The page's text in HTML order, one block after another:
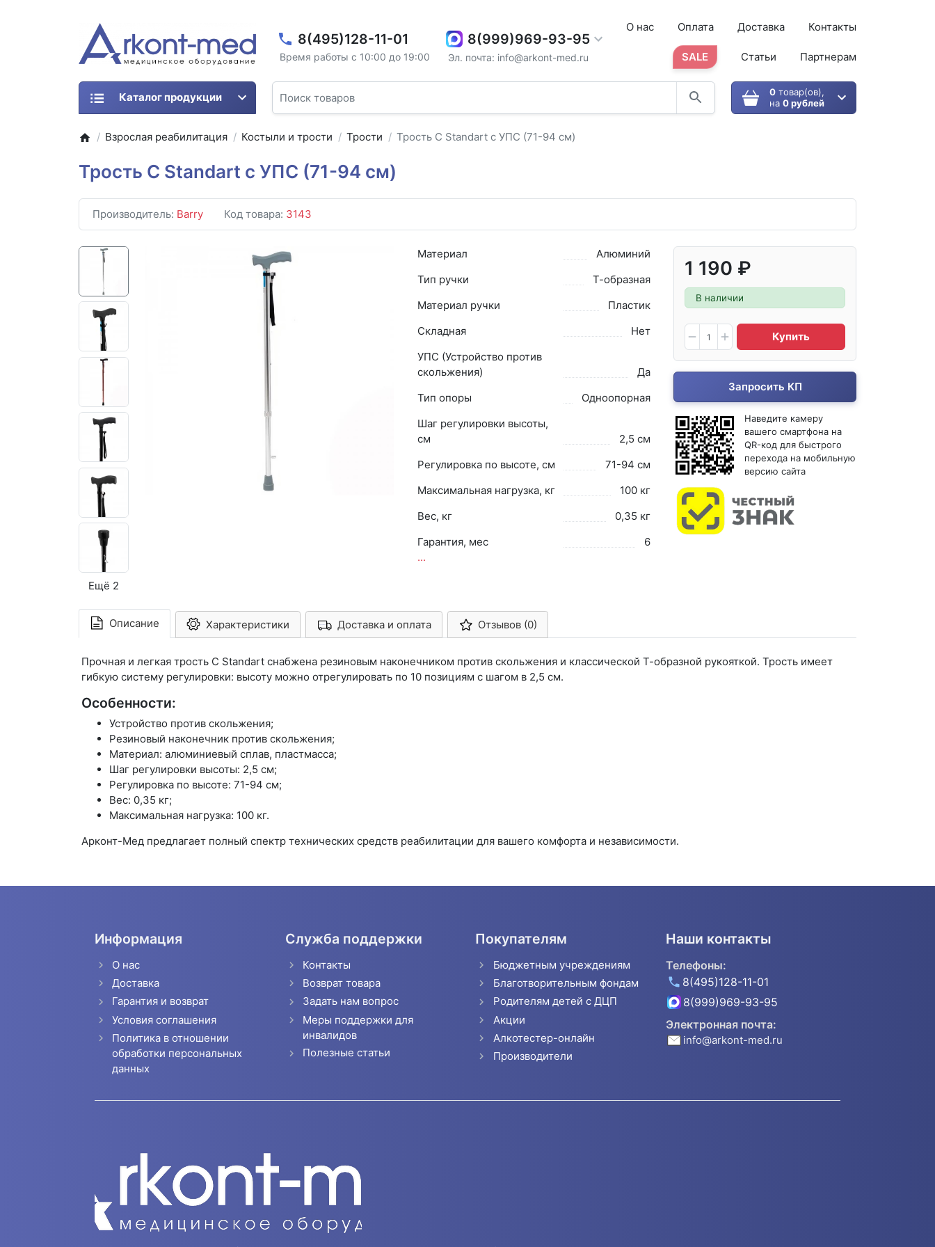
8(495)128-11-01
Время работы с 10:00 до 19:00
8(999)969-93-95
Эл. почта: info@arkont-med.ru
О нас Оплата Доставка Контакты
SALE Статьи Партнерам
0товар(ов),
на 0 рублей
Каталог продукции
Взрослая реабилитация Костыли и трости Трости Трость C Standart с УПС (71-94 см)
Трость C Standart с УПС (71-94 см)
Производитель: Barry Код товара: 3143
Ещё 2
1 190 ₽
В наличии
Купить
Запросить КП
Наведите камеру
вашего смартфона на
QR-код для быстрого
перехода на мобильную
версию сайта
Материал
Алюминий
Тип ручки
Т-образная
Материал ручки
Пластик
Складная
Нет
УПС (Устройство против
скольжения)
Да
Тип опоры
Одноопорная
Шаг регулировки высоты,
см
2,5 см
Регулировка по высоте, см
71-94 см
Максимальная нагрузка, кг
100 кг
Вес, кг
0,35 кг
Гарантия, мес
6
...
Описание Характеристики Арконт-Мед Доставка и оплата Отзывов (0)
Прочная и легкая трость C Standart снабжена резиновым наконечником против скольжения и классической Т-образной рукояткой. Трость имеет
гибкую систему регулировки: высоту можно отрегулировать по 10 позициям с шагом в 2,5 см.
Особенности:
Устройство против скольжения;
Резиновый наконечник против скольжения;
Материал: алюминиевый сплав, пластмасса;
Шаг регулировки высоты: 2,5 см;
Регулировка по высоте: 71-94 см;
Вес: 0,35 кг;
Максимальная нагрузка: 100 кг.
Арконт-Мед предлагает полный спектр технических средств реабилитации для вашего комфорта и независимости.
Информация
О нас
Доставка
Гарантия и возврат
Условия соглашения
Политика в отношении
обработки персональных
данных
Служба поддержки
Контакты
Возврат товара
Задать нам вопрос
Меры поддержки для
инвалидов
Полезные статьи
Покупателям
Бюджетным учреждениям
Благотворительным фондам
Родителям детей с ДЦП
Акции
Алкотестер-онлайн
Производители
Наши контакты
Телефоны:
8(495)128-11-01
8(999)969-93-95
Электронная почта:
info@arkont-med.ru